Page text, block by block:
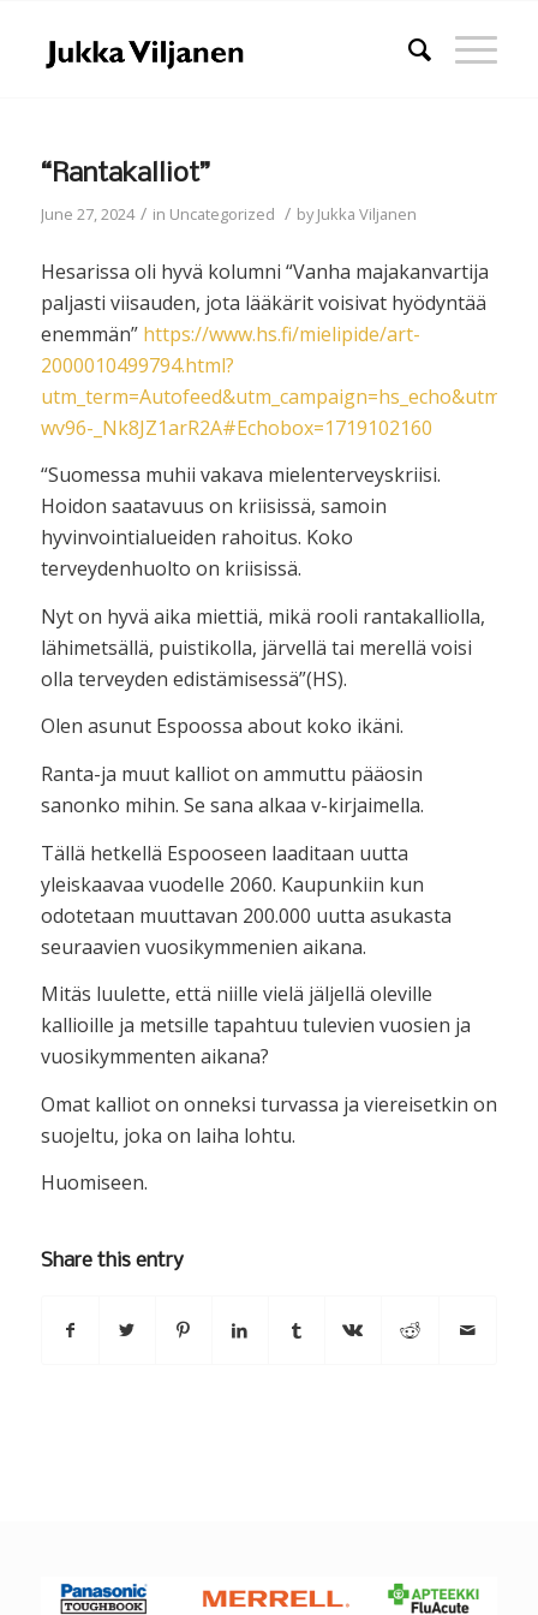
“Rantakalliot”
June 27, 2024 / in Uncategorized / byJukka Viljanen
Hesarissa oli hyvä kolumni “Vanha majakan­vartija
paljasti viisauden, jota lääkärit voisivat hyödyntää
enemmän” https://www.hs.fi/mielipide/art-
2000010499794.html?
wv96-_Nk8JZ1arR2A#Echobox=1719102160
“Suomessa muhii vakava mielenterveyskriisi.
Hoidon saatavuus on kriisissä, samoin
hyvinvointialueiden rahoitus. Koko
terveydenhuolto on kriisissä.
Nyt on hyvä aika miettiä, mikä rooli rantakalliolla,
lähimetsällä, puistikolla, järvellä tai merellä voisi
olla terveyden edistämisessä”(HS).
Olen asunut Espoossa about koko ikäni.
Ranta-ja muut kalliot on ammuttu pääosin
sanonko mihin. Se sana alkaa v-kirjaimella.
Tällä hetkellä Espooseen laaditaan uutta
yleiskaavaa vuodelle 2060. Kaupunkiin kun
odotetaan muuttavan 200.000 uutta asukasta
seuraavien vuosikymmenien aikana.
Mitäs luulette, että niille vielä jäljellä oleville
kallioille ja metsille tapahtuu tulevien vuosien ja
vuosikymmenten aikana?
Omat kalliot on onneksi turvassa ja viereisetkin on
suojeltu, joka on laiha lohtu.
Huomiseen.
Share this entry